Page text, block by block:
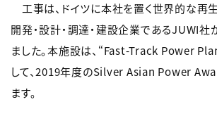
工事は、ドイツに本社を置く世界的な再
開発・設計・調達・建設企業であるJUWI社
ました。本施設は、“Fast-Track Power
して、2019年度のSilver Asian Power
ます。